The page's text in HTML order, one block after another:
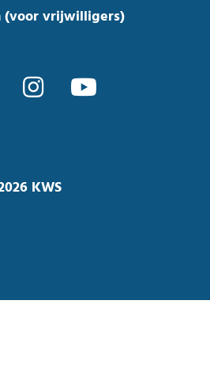
(voor vrijwilligers)
KWS